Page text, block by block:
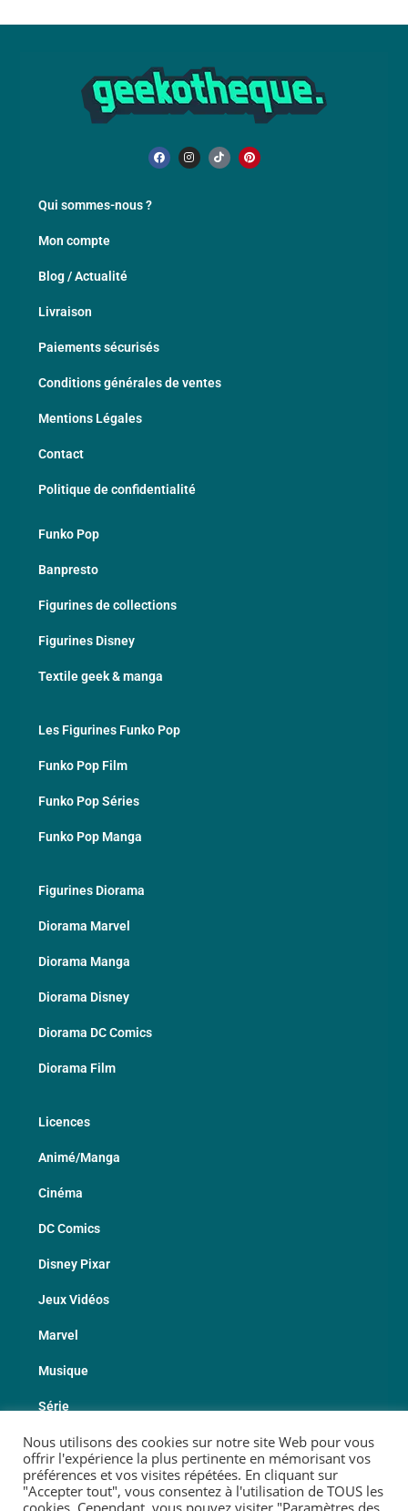
Qui sommes-nous ?
Mon compte
Blog / Actualité
Livraison
Paiements sécurisés
Conditions générales de ventes
Mentions Légales
Contact
Politique de confidentialité
Funko Pop
Banpresto
Figurines de collections
Figurines Disney
Textile geek & manga
Les Figurines Funko Pop
Funko Pop Film
Funko Pop Séries
Funko Pop Manga
Figurines Diorama
Diorama Marvel
Diorama Manga
Diorama Disney
Diorama DC Comics
Diorama Film
Licences
Animé/Manga
Cinéma
DC Comics
Disney Pixar
Jeux Vidéos
Marvel
Musique
Série
Sport
Les Fabricants
Nous utilisons des cookies sur notre site Web pour vous
offrir l'expérience la plus pertinente en mémorisant vos
préférences et vos visites répétées. En cliquant sur
"Accepter tout", vous consentez à l'utilisation de TOUS les
cookies. Cependant, vous pouvez visiter "Paramètres des